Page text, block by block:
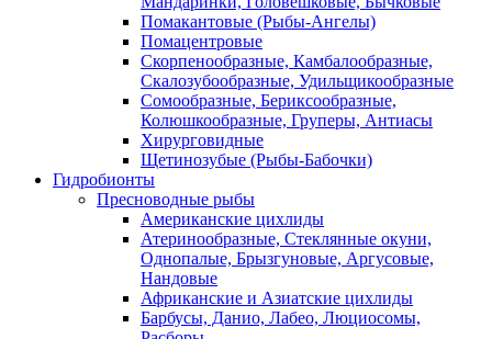
Помакантовые (Рыбы-Ангелы)
Помацентровые
Скорпенообразные, Камбалообразные,
Скалозубообразные, Удильщикообразные
Сомообразные, Бериксообразные,
Колюшкообразные, Груперы, Антиасы
Хирурговидные
Щетинозубые (Рыбы-Бабочки)
Гидробионты
Пресноводные рыбы
Американские цихлиды
Атеринообразные, Стеклянные окуни,
Однопалые, Брызгуновые, Аргусовые,
Нандовые
Африканские и Азиатские цихлиды
Барбусы, Данио, Лабео, Люциосомы,